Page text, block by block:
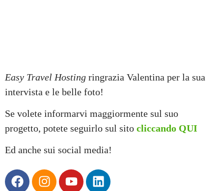
Easy Travel Hosting ringrazia Valentina per la sua
intervista e le belle foto!
Se volete informarvi maggiormente sul suo
progetto, potete seguirlo sul sito cliccando QUI
Ed anche sui social media!